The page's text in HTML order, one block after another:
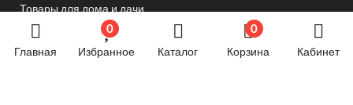
Главная
0
Избранное Каталог
0
Корзина Кабинет
Товары для дома и дачи
Товары для спорта и отдыха